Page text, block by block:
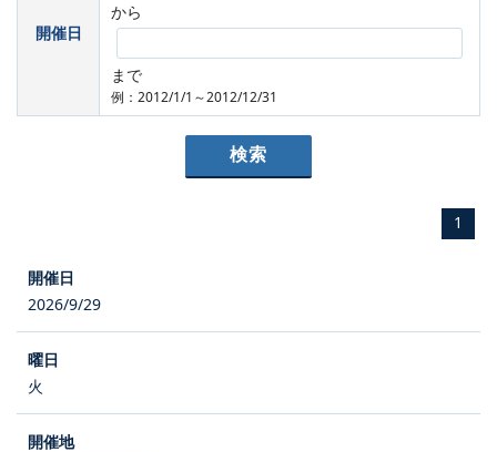
開催日
から
まで
例：2012/1/1～2012/12/31
1
2026/9/29
火